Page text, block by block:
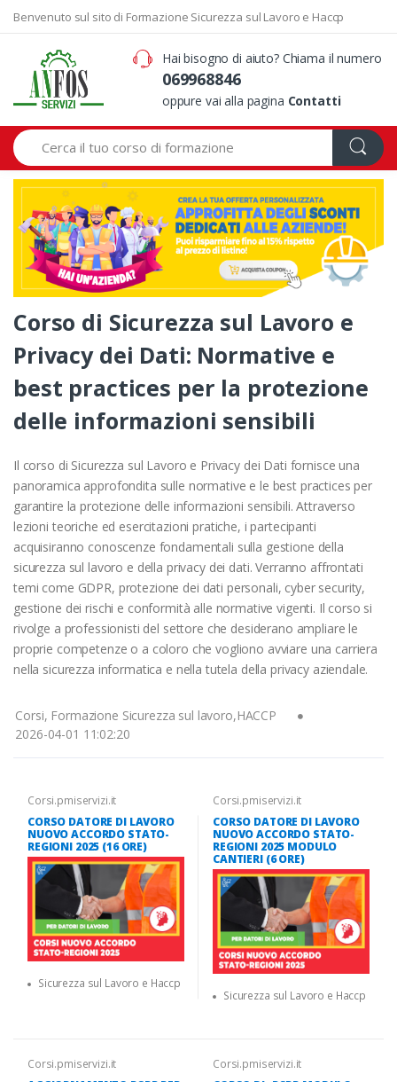
Benvenuto sul sito di Formazione Sicurezza sul Lavoro e Haccp
Hai bisogno di aiuto? Chiama il numero
069968846
oppure vai alla pagina Contatti
Search
Corso di Sicurezza sul Lavoro e
Privacy dei Dati: Normative e
best practices per la protezione
delle informazioni sensibili
Il corso di Sicurezza sul Lavoro e Privacy dei Dati fornisce una
panoramica approfondita sulle normative e le best practices per
garantire la protezione delle informazioni sensibili. Attraverso
lezioni teoriche ed esercitazioni pratiche, i partecipanti
acquisiranno conoscenze fondamentali sulla gestione della
sicurezza sul lavoro e della privacy dei dati. Verranno affrontati
temi come GDPR, protezione dei dati personali, cyber security,
gestione dei rischi e conformità alle normative vigenti. Il corso si
rivolge a professionisti del settore che desiderano ampliare le
proprie competenze o a coloro che vogliono avviare una carriera
nella sicurezza informatica e nella tutela della privacy aziendale.
Corsi, Formazione Sicurezza sul lavoro,HACCP
2026-04-01 11:02:20
Corsi.pmiservizi.it
CORSO DATORE DI LAVORO
NUOVO ACCORDO STATO-
REGIONI 2025 (16 ORE)
Sicurezza sul Lavoro e Haccp
Corsi.pmiservizi.it
CORSO DATORE DI LAVORO
NUOVO ACCORDO STATO-
REGIONI 2025 MODULO
CANTIERI (6 ORE)
Sicurezza sul Lavoro e Haccp
Corsi.pmiservizi.it
Corsi.pmiservizi.it